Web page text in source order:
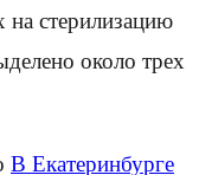
стерилизацию
около трех
В Екатеринбурге